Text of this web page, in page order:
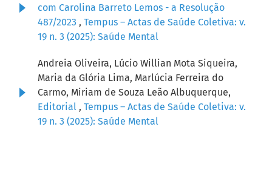
com Carolina Barreto Lemos - a Resolução
487/2023 , Tempus – Actas de Saúde Coletiva: v.
19 n. 3 (2025): Saúde Mental
Andreia Oliveira, Lúcio Willian Mota Siqueira,
Maria da Glória Lima, Marlúcia Ferreira do
Carmo, Miriam de Souza Leão Albuquerque,
Editorial , Tempus – Actas de Saúde Coletiva: v.
19 n. 3 (2025): Saúde Mental